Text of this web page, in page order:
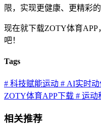
限，实现更健康、更精彩的
现在就下载ZOTY体育
吧！
Tags
# 科技赋能运动 # AI实时动
ZOTY体育APP下载 # 运动
相关推荐